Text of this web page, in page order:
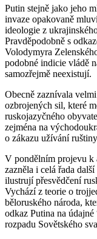
Putin stejně jako jeho
invaze opakovaně
ideologie z
Pravděpodobně s
Volodymyra
podobné indicie vládě
samozřejmě neexistují.
Obecně zaznívala
ozbrojených sil, které
ruskojazyčného
zejména na
o zákazu užívání
V pondělním projevu k
zazněla i celá řada
ilustrují přesvědčení
Vychází z teorie o
běloruského národa,
odkaz Putina na
rozpadu Sovětského